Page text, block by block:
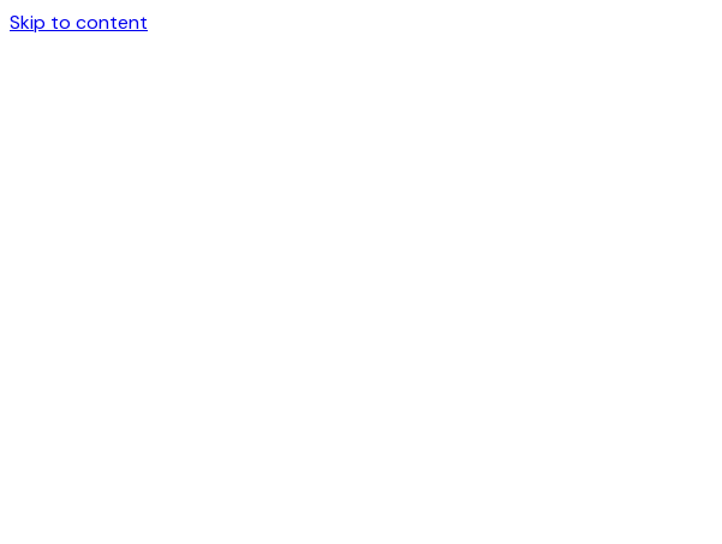
Skip to content